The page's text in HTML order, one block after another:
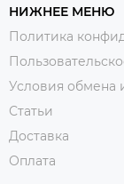
НИЖНЕЕ МЕНЮ
Политика
Условия обмена
Статьи
Доставка
Оплата